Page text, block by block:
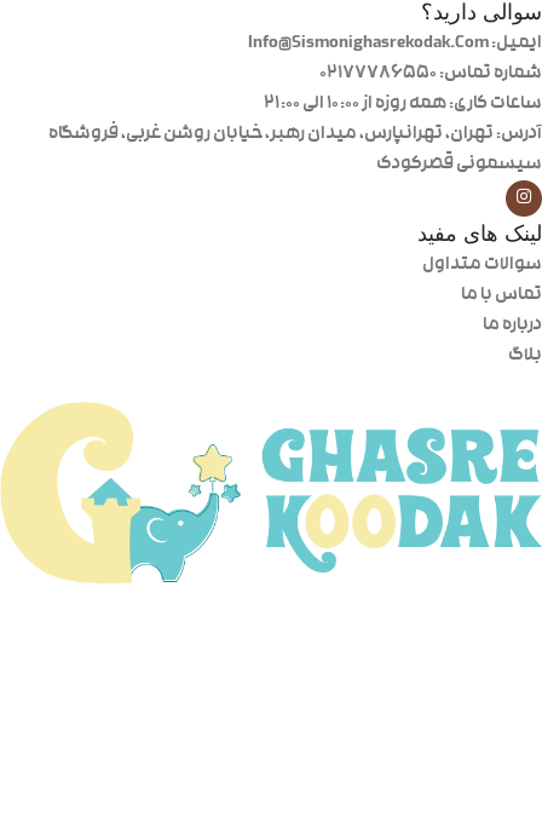
سوالی دارید؟
ایمیل: Info@Sismonighasrekodak.Com
شماره تماس: 02177786550
ساعات کاری: همه روزه از ۱۰:۰۰ الی ۲۱:۰۰
آدرس: تهران، تهرانپارس، میدان رهبر، خیابان روشن غربی، فروشگاه
سیسمونی قصرکودک
لینک های مفید
سوالات متداول
تماس با ما
درباره ما
بلاگ